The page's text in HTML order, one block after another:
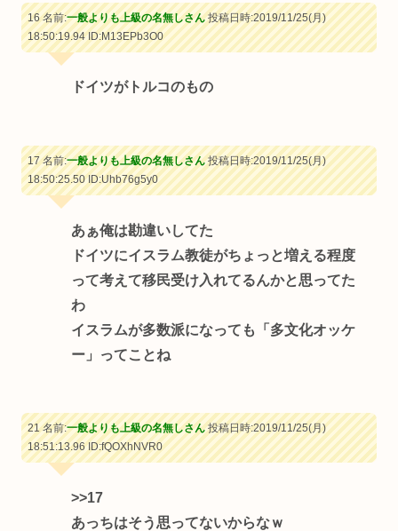
16 名前:一般よりも上級の名無しさん投稿日時:2019/11/25(月)
18:50:19.94ID:M13EPb3O0
ドイツがトルコのもの
17 名前:一般よりも上級の名無しさん投稿日時:2019/11/25(月)
18:50:25.50ID:Uhb76g5y0
あぁ俺は勘違いしてた
ドイツにイスラム教徒がちょっと増える程度
って考えて移民受け入れてるんかと思ってた
わ
イスラムが多数派になっても「多文化オッケ
ー」ってことね
21 名前:一般よりも上級の名無しさん投稿日時:2019/11/25(月)
18:51:13.96ID:fQOXhNVR0
>>17
あっちはそう思ってないからなｗ